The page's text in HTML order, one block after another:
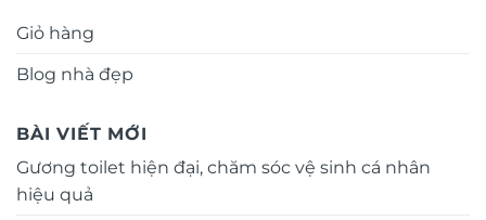
Giỏ hàng
Blog nhà đẹp
BÀI VIẾT MỚI
Gương toilet hiện đại, chăm sóc vệ sinh cá nhân
hiệu quả